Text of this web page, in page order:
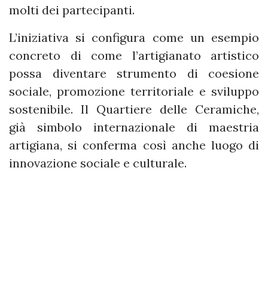
molti dei partecipanti.
L’iniziativa si configura come un esempio
concreto di come l’artigianato artistico
possa diventare strumento di coesione
sociale, promozione territoriale e sviluppo
sostenibile. Il Quartiere delle Ceramiche,
già simbolo internazionale di maestria
artigiana, si conferma così anche luogo di
innovazione sociale e culturale.